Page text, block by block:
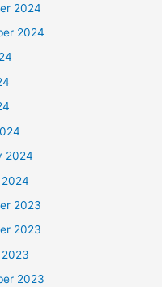
2024
2024
2024
2023
2023
2023